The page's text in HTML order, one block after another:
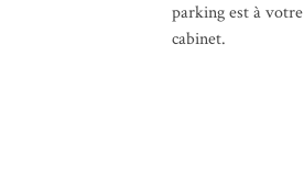
parking est à
cabinet.